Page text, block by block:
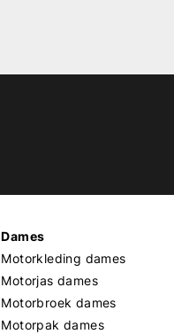
Dames
Motorkleding dames
Motorjas dames
Motorbroek dames
Motorpak dames